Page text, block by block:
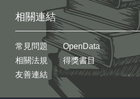
相關連結
常見問題
相關法規
友善連結
OpenData
得獎書目